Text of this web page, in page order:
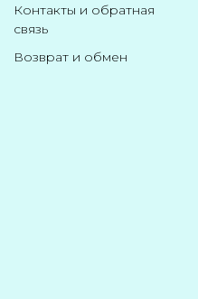
Контакты и обратная
связь
Возврат и обмен